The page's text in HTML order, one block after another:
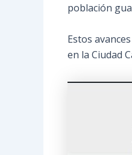
población
Estos
en la Ciudad